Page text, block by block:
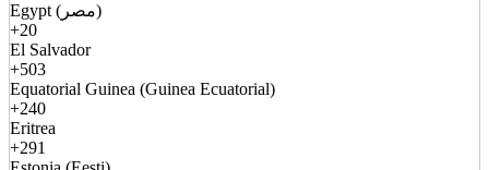
Egypt (مصر)
+20
El Salvador
+503
Equatorial Guinea (Guinea Ecuatorial)
+240
Eritrea
+291